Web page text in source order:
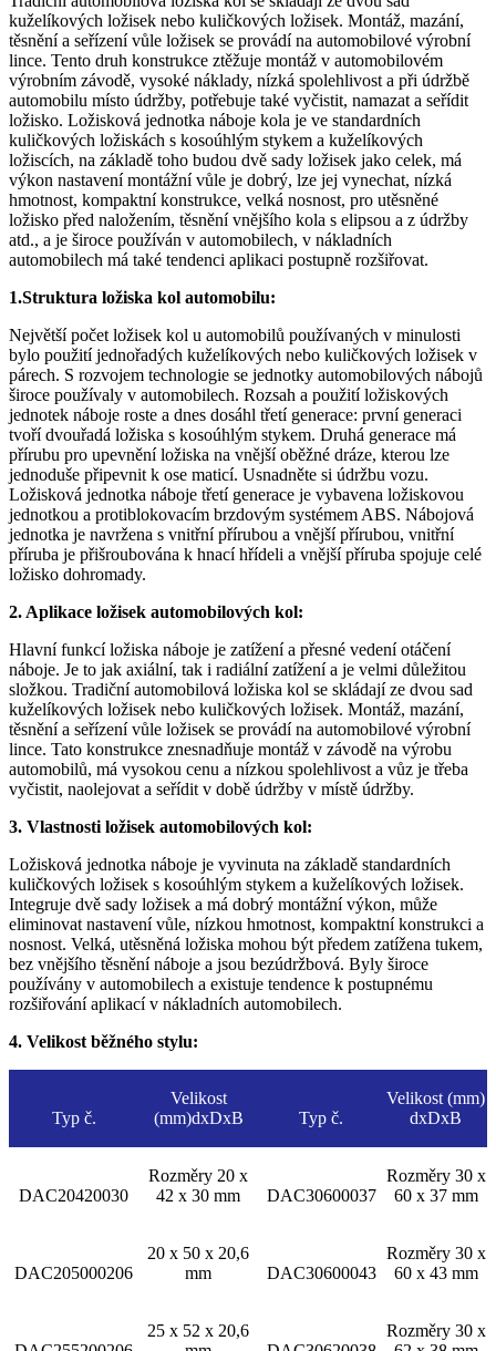
kuželíkových ložisek nebo kuličkových ložisek. Montáž, mazání,
těsnění a seřízení vůle ložisek se provádí na automobilové výrobní
lince. Tento druh konstrukce ztěžuje montáž v automobilovém
výrobním závodě, vysoké náklady, nízká spolehlivost a při údržbě
automobilu místo údržby, potřebuje také vyčistit, namazat a seřídit
ložisko. Ložisková jednotka náboje kola je ve standardních
kuličkových ložiskách s kosoúhlým stykem a kuželíkových
ložiscích, na základě toho budou dvě sady ložisek jako celek, má
výkon nastavení montážní vůle je dobrý, lze jej vynechat, nízká
hmotnost, kompaktní konstrukce, velká nosnost, pro utěsněné
ložisko před naložením, těsnění vnějšího kola s elipsou a z údržby
atd., a je široce používán v automobilech, v nákladních
automobilech má také tendenci aplikaci postupně rozšiřovat.
1.Struktura ložiska kol automobilu:
Největší počet ložisek kol u automobilů používaných v minulosti
bylo použití jednořadých kuželíkových nebo kuličkových ložisek v
párech. S rozvojem technologie se jednotky automobilových nábojů
široce používaly v automobilech. Rozsah a použití ložiskových
jednotek náboje roste a dnes dosáhl třetí generace: první generaci
tvoří dvouřadá ložiska s kosoúhlým stykem. Druhá generace má
přírubu pro upevnění ložiska na vnější oběžné dráze, kterou lze
jednoduše připevnit k ose maticí. Usnadněte si údržbu vozu.
Ložisková jednotka náboje třetí generace je vybavena ložiskovou
jednotkou a protiblokovacím brzdovým systémem ABS. Nábojová
jednotka je navržena s vnitřní přírubou a vnější přírubou, vnitřní
příruba je přišroubována k hnací hřídeli a vnější příruba spojuje celé
ložisko dohromady.
2. Aplikace ložisek automobilových kol:
Hlavní funkcí ložiska náboje je zatížení a přesné vedení otáčení
náboje. Je to jak axiální, tak i radiální zatížení a je velmi důležitou
složkou. Tradiční automobilová ložiska kol se skládají ze dvou sad
kuželíkových ložisek nebo kuličkových ložisek. Montáž, mazání,
těsnění a seřízení vůle ložisek se provádí na automobilové výrobní
lince. Tato konstrukce znesnadňuje montáž v závodě na výrobu
automobilů, má vysokou cenu a nízkou spolehlivost a vůz je třeba
vyčistit, naolejovat a seřídit v době údržby v místě údržby.
3. Vlastnosti ložisek automobilových kol:
Ložisková jednotka náboje je vyvinuta na základě standardních
kuličkových ložisek s kosoúhlým stykem a kuželíkových ložisek.
Integruje dvě sady ložisek a má dobrý montážní výkon, může
eliminovat nastavení vůle, nízkou hmotnost, kompaktní konstrukci a
nosnost. Velká, utěsněná ložiska mohou být předem zatížena tukem,
bez vnějšího těsnění náboje a jsou bezúdržbová. Byly široce
používány v automobilech a existuje tendence k postupnému
rozšiřování aplikací v nákladních automobilech.
4. Velikost běžného stylu:
Typ č.
Velikost
(mm)dxDxB
Typ č.
Velikost (mm)
dxDxB
DAC20420030
Rozměry 20 x
42 x 30 mm
DAC30600037
Rozměry 30 x
60 x 37 mm
DAC205000206
20 x 50 x 20,6
mm
DAC30600043
Rozměry 30 x
60 x 43 mm
25 x 52 x 20,6
Rozměry 30 x